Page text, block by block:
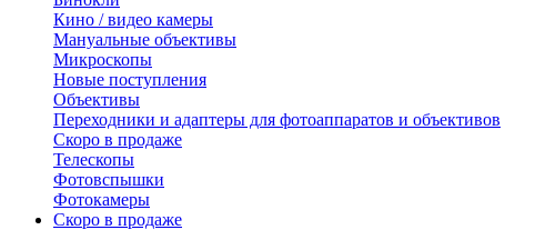
Кино / видео камеры
Мануальные объективы
Микроскопы
Новые поступления
Объективы
Переходники и адаптеры для фотоаппаратов и объективов
Скоро в продаже
Телескопы
Фотовспышки
Фотокамеры
Скоро в продаже